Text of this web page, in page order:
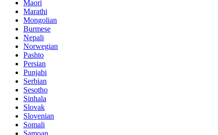
Maori
Marathi
Mongolian
Burmese
Nepali
Norwegian
Pashto
Persian
Punjabi
Serbian
Sesotho
Sinhala
Slovak
Slovenian
Somali